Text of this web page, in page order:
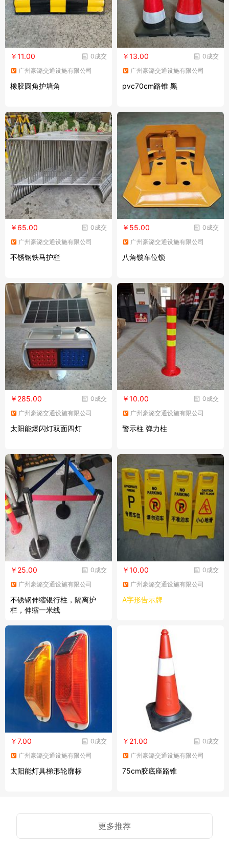
0成交
￥11.00
广州豪潞交通设施有限公司
橡胶圆角护墙角
0成交
￥13.00
广州豪潞交通设施有限公司
pvc70cm路锥 黑
0成交
￥65.00
广州豪潞交通设施有限公司
不锈钢铁马护栏
0成交
￥55.00
广州豪潞交通设施有限公司
八角锁车位锁
0成交
￥285.00
广州豪潞交通设施有限公司
太阳能爆闪灯双面四灯
0成交
￥10.00
广州豪潞交通设施有限公司
警示柱 弹力柱
0成交
￥25.00
广州豪潞交通设施有限公司
不锈钢伸缩银行柱，隔离护
栏，伸缩一米线
0成交
￥10.00
广州豪潞交通设施有限公司
A字形告示牌
0成交
￥7.00
广州豪潞交通设施有限公司
太阳能灯具梯形轮廓标
0成交
￥21.00
广州豪潞交通设施有限公司
75cm胶底座路锥
更多推荐